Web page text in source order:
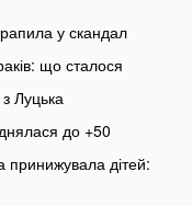
у скандал
що сталося
Луцька
до +50
принижувала дітей: